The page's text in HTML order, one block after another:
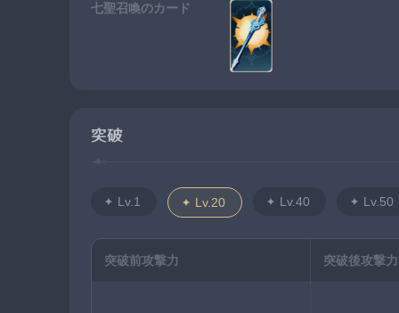
七聖召喚のカード
突破
Lv.1 Lv.20 Lv.40 Lv.50
突破前攻撃力 突破後攻撃力